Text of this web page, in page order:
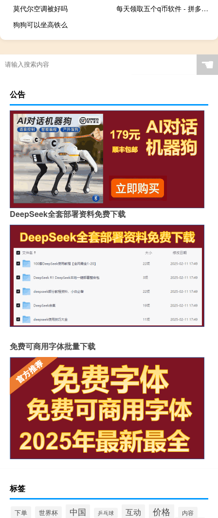
莫代尔空调被好吗
每天领取五个q币软件 - 拼多多如何刷助力
狗狗可以坐高铁么
☚
公告
DeepSeek全套部署资料免费下载
免费可商用字体批量下载
标签
下单 世界杯 中国 乒乓球 互动 价格 内容